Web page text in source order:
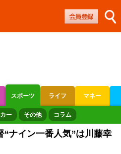
スポーツ ライフ マネー
ス
ー その他 コラム
ナイン一番人気”は川藤幸